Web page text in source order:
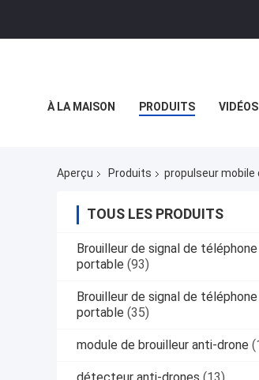
À LA MAISON PRODUITS VIDÉOS
Aperçu Produits propulseur mobile
TOUS LES PRODUITS
Brouilleur de signal de téléphone
portable (93)
Brouilleur de signal de téléphone
portable (35)
module de brouilleur anti-drone